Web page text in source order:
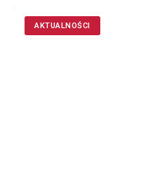
AKTUALNOŚCI